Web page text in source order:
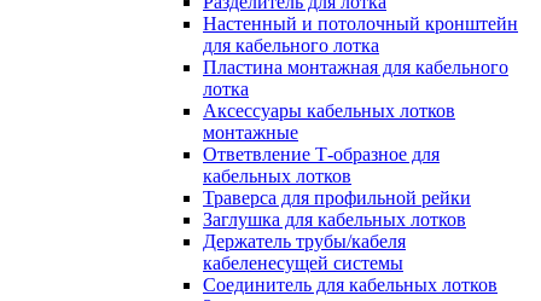
Настенный и потолочный кронштейн
для кабельного лотка
Пластина монтажная для кабельного
лотка
Аксессуары кабельных лотков
монтажные
Ответвление Т-образное для
кабельных лотков
Траверса для профильной рейки
Заглушка для кабельных лотков
Держатель трубы/кабеля
кабеленесущей системы
Соединитель для кабельных лотков